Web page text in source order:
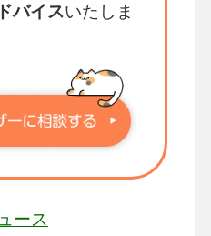
バイスいたしま
ース